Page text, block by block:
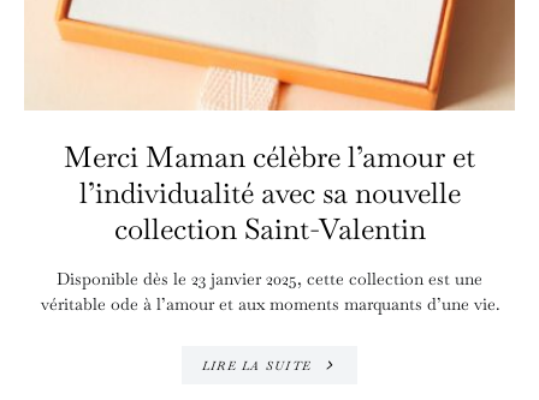
Merci Maman célèbre l’amour et
l’individualité avec sa nouvelle
collection Saint-Valentin
Disponible dès le 23 janvier 2025, cette collection est une
véritable ode à l’amour et aux moments marquants d’une vie.
LIRE LA SUITE